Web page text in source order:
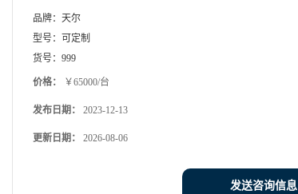
品牌： 天尔
型号：
可定制
货号： 999
价格： ￥65000/台
发布日期： 2023-12-13
更新日期： 2026-08-06
发送咨询信息